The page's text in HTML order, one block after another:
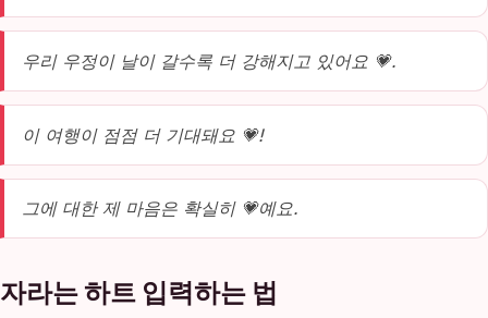
우리 우정이 날이 갈수록 더 강해지고 있어요 💗.
이 여행이 점점 더 기대돼요 💗!
그에 대한 제 마음은 확실히 💗예요.
자라는 하트 입력하는 법